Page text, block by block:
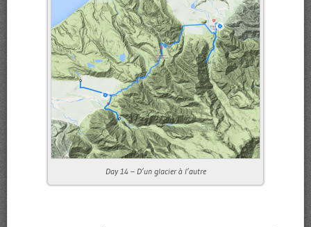
Day 14 – D’un glacier à l’autre